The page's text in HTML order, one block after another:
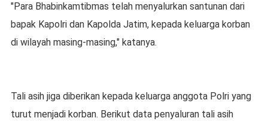
"Para Bhabinkamtibmas telah menyalurkan santunan dari
bapak Kapolri dan Kapolda Jatim, kepada keluarga korban
di wilayah masing-masing," katanya.
Tali asih jiga diberikan kepada keluarga anggota Polri yang
turut menjadi korban. Berikut data penyaluran tali asih